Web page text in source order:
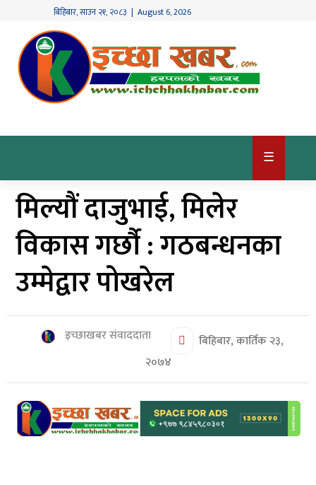
बिहिबार,साउन २१, २०८३ | August 6, 2026
गृहपृष्ठ
देश
/
विश्व
खबर
अर्थ
कृषि
खेलकुद
शिक्षा/
स्वास्थ्य
रोचक
खबर
☰
मिल्यौं दाजुभाई, मिलेर
विकास गर्छौ : गठबन्धनका
उम्मेद्वार पोखरेल
इच्छाखबर संवाददाता
बिहिबार, कार्तिक २३,
२०७४